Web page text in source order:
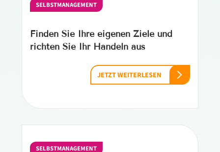
SELBSTMANAGEMENT
Finden Sie Ihre eigenen Ziele und
richten Sie Ihr Handeln aus
JETZT WEITERLESEN
SELBSTMANAGEMENT